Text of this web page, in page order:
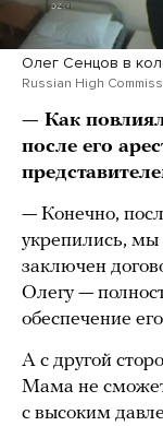
Олег Сенцов в
Russian High
— Как
после его
— Конечно,
укрепились, мы
заключен
Олегу —
обеспечение
А с другой
Мама не
с высоким